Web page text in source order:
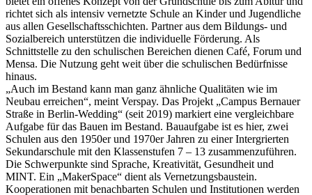
richtet sich als intensiv vernetzte Schule an Kinder und Jugendliche
aus allen Gesellschaftsschichten. Partner aus dem Bildungs- und
Sozialbereich unterstützen die individuelle Förderung. Als
Schnittstelle zu den schulischen Bereichen dienen Café, Forum und
Mensa. Die Nutzung geht weit über die schulischen Bedürfnisse
hinaus.
„Auch im Bestand kann man ganz ähnliche Qualitäten wie im
Neubau erreichen“, meint Verspay. Das Projekt „Campus Bernauer
Straße in Berlin-Wedding“ (seit 2019) markiert eine vergleichbare
Aufgabe für das Bauen im Bestand. Bauaufgabe ist es hier, zwei
Schulen aus den 1950er und 1970er Jahren zu einer Intergrierten
Sekundarschule mit den Klassenstufen 7 – 13 zusammenzuführen.
Die Schwerpunkte sind Sprache, Kreativität, Gesundheit und
MINT. Ein „MakerSpace“ dient als Vernetzungsbaustein.
Kooperationen mit benachbarten Schulen und Institutionen werden